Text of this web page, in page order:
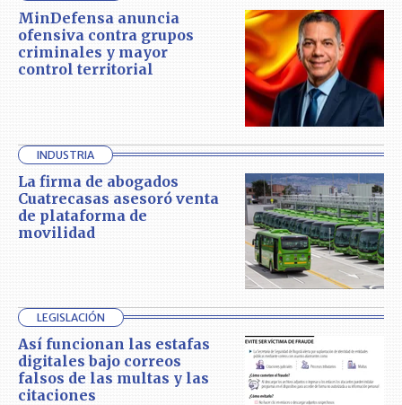
MinDefensa anuncia
ofensiva contra grupos
criminales y mayor
control territorial
INDUSTRIA
La firma de abogados
Cuatrecasas asesoró venta
de plataforma de
movilidad
LEGISLACIÓN
Así funcionan las estafas
digitales bajo correos
falsos de las multas y las
citaciones